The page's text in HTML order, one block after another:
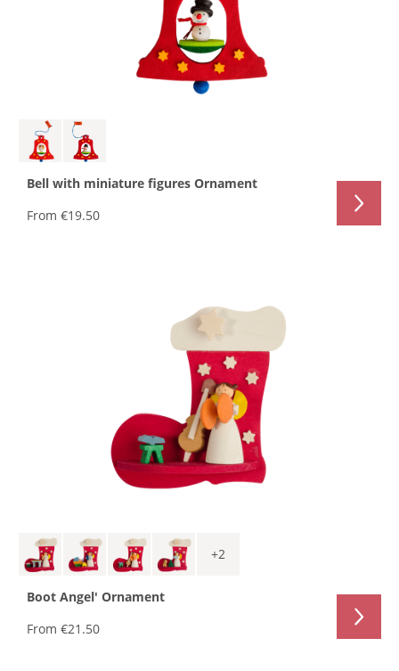
Bell with miniature figures Ornament
From €19.50
+2
Boot Angel' Ornament
From €21.50